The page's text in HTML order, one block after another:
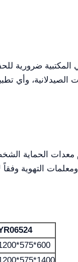
المكتبية
الصيدلانية،